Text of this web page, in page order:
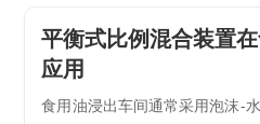
平衡式比例混合装置
应用
食用油浸出车间通常采用泡沫-